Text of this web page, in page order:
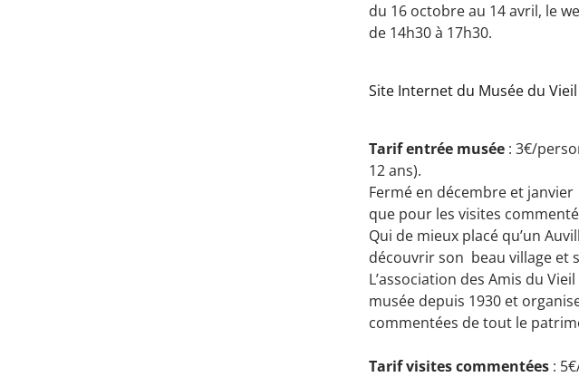
du 16 octobre au 14 avril, le
de 14h30 à 17h30.
Site Internet du Musée du
Tarif entrée musée : 3€/
12 ans).
Fermé en décembre et
que pour les visites
Qui de mieux placé qu’un
découvrir son beau village et
L’association des Amis du
musée depuis 1930 et
commentées de tout le
Tarif visites commentées :